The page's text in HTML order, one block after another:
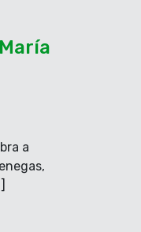
a